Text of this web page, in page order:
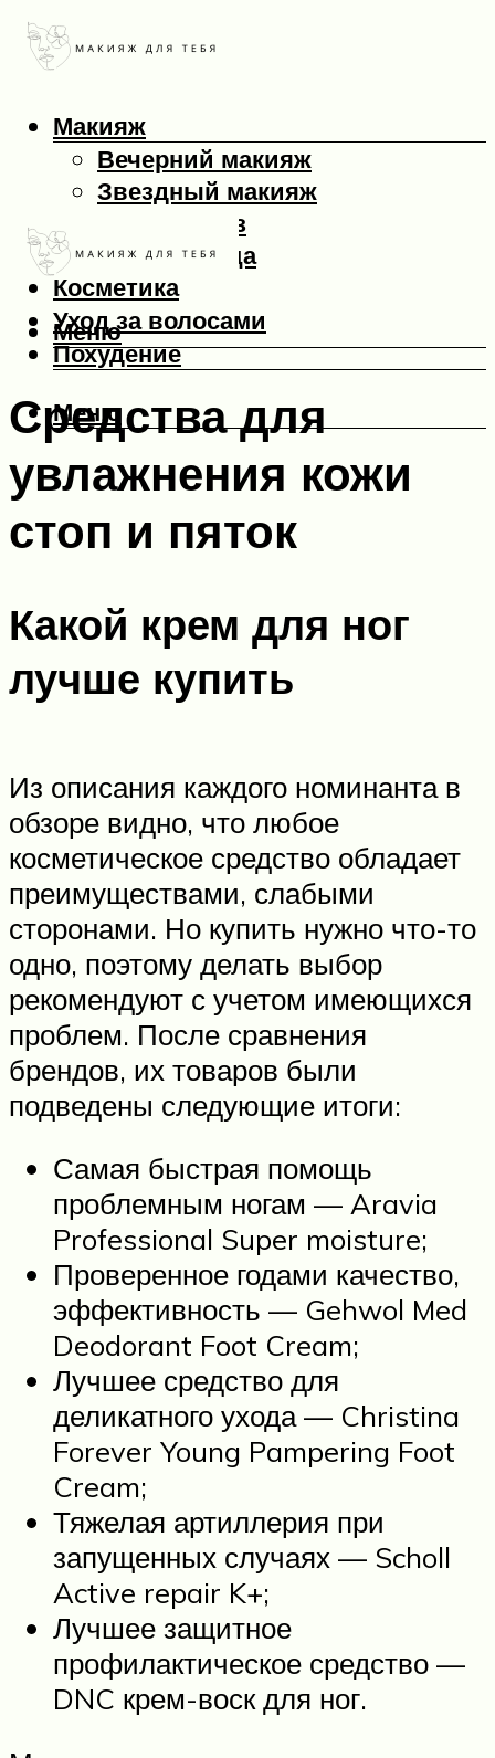
Макияж
Вечерний макияж
Звездный макияж
Макияж глаз
Макияж лица
Косметика
Уход за волосами
Похудение
Меню
Меню
Средства для
увлажнения кожи
стоп и пяток
Какой крем для ног
лучше купить
Из описания каждого номинанта в
обзоре видно, что любое
косметическое средство обладает
преимуществами, слабыми
сторонами. Но купить нужно что-то
одно, поэтому делать выбор
рекомендуют с учетом имеющихся
проблем. После сравнения
брендов, их товаров были
подведены следующие итоги:
Самая быстрая помощь
проблемным ногам — Aravia
Professional Super moisture;
Проверенное годами качество,
эффективность — Gehwol Med
Deodorant Foot Cream;
Лучшее средство для
деликатного ухода — Christina
Forever Young Pampering Foot
Cream;
Тяжелая артиллерия при
запущенных случаях — Scholl
Active repair K+;
Лучшее защитное
профилактическое средство —
DNC крем-воск для ног.